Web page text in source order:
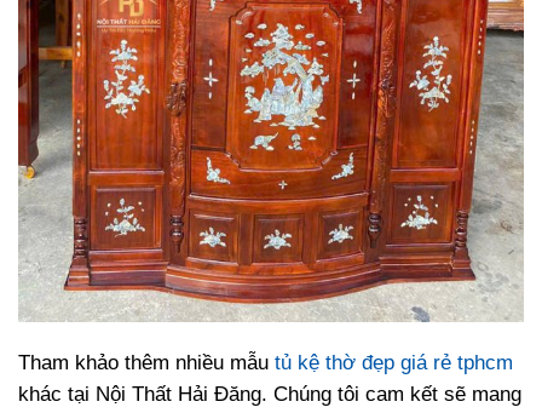
Tham khảo thêm nhiều mẫu tủ kệ thờ đẹp giá rẻ tphcm
khác tại Nội Thất Hải Đăng. Chúng tôi cam kết sẽ mang